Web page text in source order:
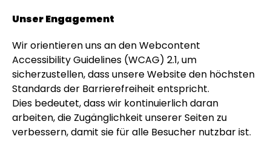
Personalisierbar
Personalisierbares Handtuch
Maritim mit Text
über 1.900
34,99 €
Personalisierbar
Personalisierbare Schürze
Pizzeria mit Gesicht
Unser Engagement
Wir orientieren uns an den Webcontent
Accessibility Guidelines (WCAG) 2.1, um
sicherzustellen, dass unsere Website den höchsten
Standards der Barrierefreiheit entspricht.
Dies bedeutet, dass wir kontinuierlich daran
arbeiten, die Zugänglichkeit unserer Seiten zu
verbessern, damit sie für alle Besucher nutzbar ist.